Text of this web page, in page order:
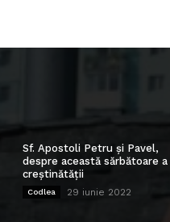
Sf. Apostoli Petru și Pavel,
despre această sărbătoare a
creștinătății
Codlea 29 iunie 2022